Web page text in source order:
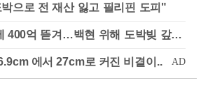
으로 전 재산 잃고 필리핀 도피"
차가원 "MC몽에 400억 뜯겨…백현 위해 도박빚 갚아줘"